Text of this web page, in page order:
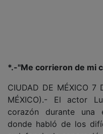
*.-"Me corrieron de mi
CIUDAD DE MÉXICO 7
MÉXICO).- El actor
corazón durante una
donde habló de los